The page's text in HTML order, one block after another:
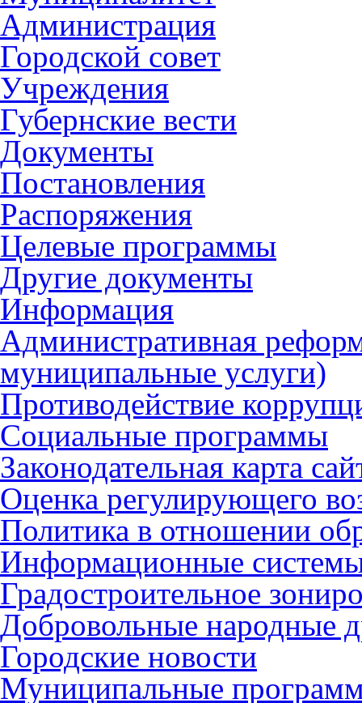
Администрация
Городской совет
Учреждения
Губернские вести
Документы
Постановления
Распоряжения
Целевые программы
Другие документы
Информация
Административная
муниципальные услуги)
Противодействие
Социальные программы
Законодательная карта
Оценка регулирующего
Политика в отношении
Информационные
Градостроительное
Добровольные народные
Городские новости
Муниципальные